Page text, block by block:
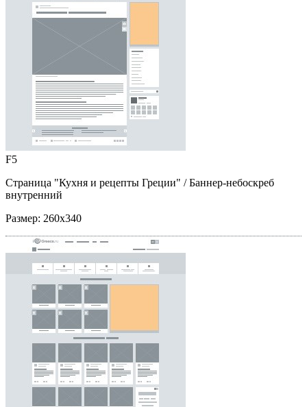
F5
Страница "Кухня и рецепты Греции" / Баннер-небоскреб
внутренний
Размер: 260x340